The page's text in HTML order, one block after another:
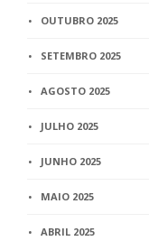
OUTUBRO 2025
SETEMBRO 2025
AGOSTO 2025
JULHO 2025
JUNHO 2025
MAIO 2025
ABRIL 2025